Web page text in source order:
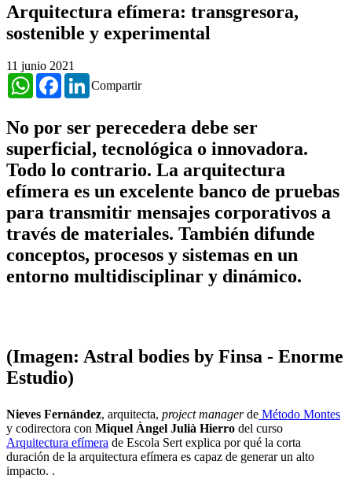
​Arquitectura efímera: transgresora,
sostenible y experimental
11 junio 2021
Compartir
WhatsAppFacebookLinkedIn
No por ser perecedera debe ser
superficial, tecnológica o innovadora.
Todo lo contrario. La arquitectura
efímera es un excelente banco de pruebas
para transmitir mensajes corporativos a
través de materiales. También difunde
conceptos, procesos y sistemas en un
entorno multidisciplinar y dinámico.
(Imagen: Astral bodies by Finsa - Enorme
Estudio)
Nieves Fernández, arquitecta, project managerde Método Montes
y codirectora con Miquel Àngel Julià Hierro del curso
Arquitectura efímera de Escola Sert explica por qué la corta
duración de la arquitectura efímera es capaz de generar un alto
impacto. ​. ​